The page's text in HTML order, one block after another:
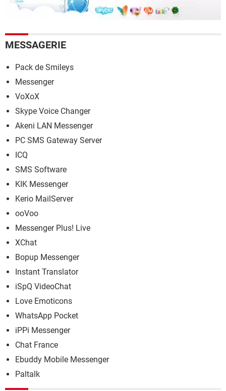
MESSAGERIE
Pack de Smileys
Messenger
VoXoX
Skype Voice Changer
Akeni LAN Messenger
PC SMS Gateway Server
ICQ
SMS Software
KIK Messenger
Kerio MailServer
ooVoo
Messenger Plus! Live
XChat
Bopup Messenger
Instant Translator
iSpQ VideoChat
Love Emoticons
WhatsApp Pocket
iPPi Messenger
Chat France
Ebuddy Mobile Messenger
Paltalk